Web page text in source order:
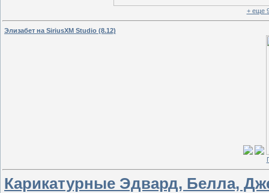
+ еще
Элизабет на SiriusXM Studio (8.12)
Карикатурные Эдвард, Белла,